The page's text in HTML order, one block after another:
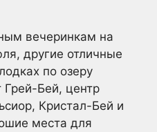
вечеринкам на
другие отличные
по озеру
Бей, центр
Кристал-Бей и
места для